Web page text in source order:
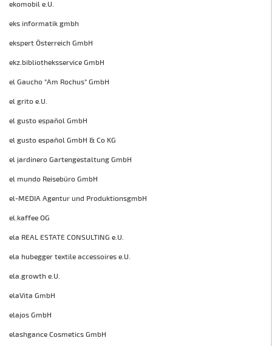
ekomobil e.U.
eks informatik gmbh
ekspert Österreich GmbH
ekz.bibliotheksservice GmbH
el Gaucho "Am Rochus" GmbH
el grito e.U.
el gusto español GmbH
el gusto español GmbH & Co KG
el jardinero Gartengestaltung GmbH
el mundo Reisebüro GmbH
el-MEDIA Agentur und ProduktionsgmbH
el.kaffee OG
ela REAL ESTATE CONSULTING e.U.
ela hubegger textile accessoires e.U.
ela.growth e.U.
elaVita GmbH
elajos GmbH
elashgance Cosmetics GmbH